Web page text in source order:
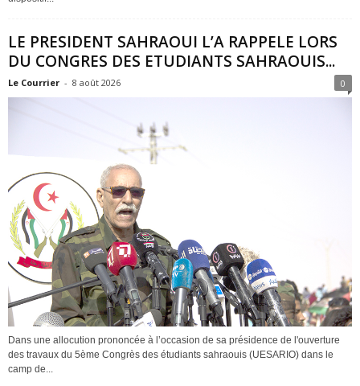
LE PRESIDENT SAHRAOUI L’A RAPPELE LORS
DU CONGRES DES ETUDIANTS SAHRAOUIS...
Le Courrier - 8 août 2026 0
Dans une allocution prononcée à l’occasion de sa présidence de l'ouverture
des travaux du 5ème Congrès des étudiants sahraouis (UESARIO) dans le
camp de...